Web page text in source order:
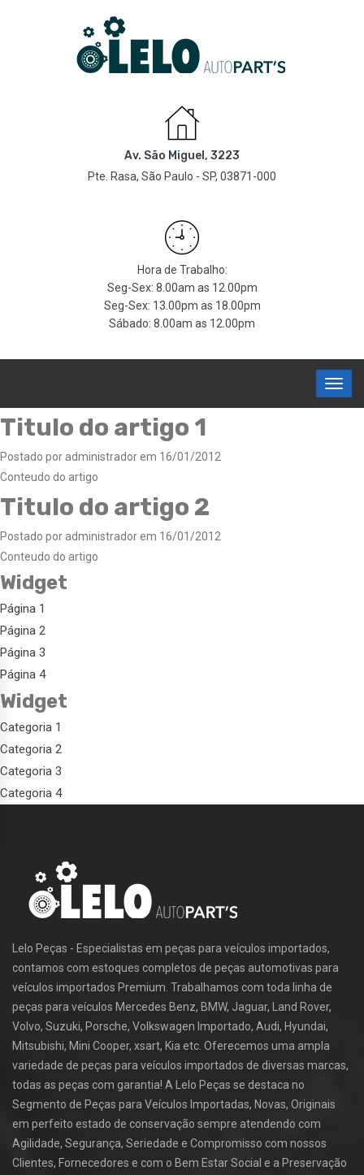
Av. São Miguel, 3223
Pte. Rasa, São Paulo - SP, 03871-000
Hora de Trabalho:
Seg-Sex: 8.00am as 12.00pm
Seg-Sex: 13.00pm as 18.00pm
Sábado: 8.00am as 12.00pm
Titulo do artigo 1
Postado por administrador em 16/01/2012
Conteudo do artigo
Titulo do artigo 2
Postado por administrador em 16/01/2012
Conteudo do artigo
Widget
Página 1
Página 2
Página 3
Página 4
Widget
Categoria 1
Categoria 2
Categoria 3
Categoria 4
Lelo Peças - Especialistas em peças para veículos importados,
contamos com estoques completos de peças automotivas para
veículos importados Premium. Trabalhamos com toda linha de
peças para veículos Mercedes Benz, BMW, Jaguar, Land Rover,
Volvo, Suzuki, Porsche, Volkswagen Importado, Audi, Hyundai,
Mitsubishi, Mini Cooper, xsart, Kia etc. Oferecemos uma ampla
variedade de peças para veículos importados de diversas marcas,
todas as peças com garantia! A Lelo Peças se destaca no
Segmento de Peças para Veículos Importadas, Novas, Originais
em perfeito estado de conservação sempre atendendo com
Agilidade, Segurança, Seriedade e Compromisso com nossos
Clientes, Fornecedores e com o Bem Estar Social e a Preservação